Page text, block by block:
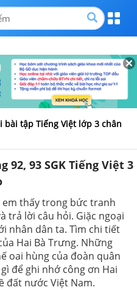
bài tập Tiếng Việt lớp 3 chân
92, 93 SGK Tiếng Việt 3
thấy trong bức tranh
trả lời câu hỏi. Giặc ngoại
nhân dân ta. Tìm chi tiết
Hai Bà Trưng. Những
oai hùng của đoàn quân
để ghi nhớ công ơn Hai
đất nước Việt Nam.